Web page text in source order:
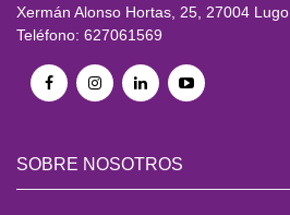
Xermán Alonso Hortas, 25, 27004 Lugo
Teléfono: 627061569
SOBRE NOSOTROS